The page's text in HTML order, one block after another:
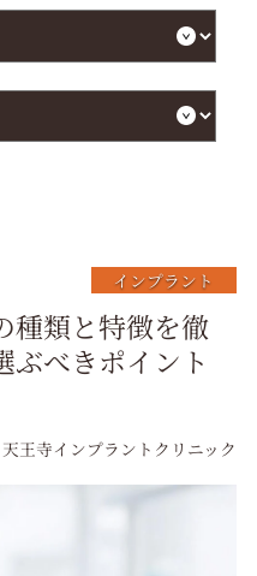
インプラント
種類と特徴を徹
ぶべきポイント
王寺インプラントクリニック